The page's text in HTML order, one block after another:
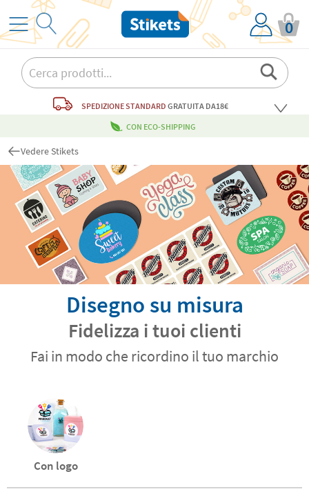
0
SPEDIZIONE STANDARD GRATUITADA18€
CON ECO-SHIPPING
Vedere Stikets
Disegno su misura
Fidelizza i tuoi clienti
Fai in modo che ricordino il tuo marchio
Con logo